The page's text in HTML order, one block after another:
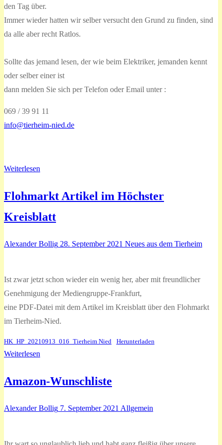
den Tag über.
Immer wieder hatten wir selber versucht den Grund zu finden, sind
da alle aber recht Ratlos.
Sollte das jemand lesen, der wie beim Elektriker, jemanden kennt
oder selber einer ist
dann melden Sie sich per Telefon oder Email unter :
069 / 39 91 11
info@tierheim-nied.de
Weiterlesen
Flohmarkt Artikel im Höchster
Kreisblatt
Alexander Bollig 28. September 2021 Neues aus dem Tierheim
Ist zwar jetzt schon wieder ein wenig her, aber mit freundlicher
Genehmigung der Mediengruppe-Frankfurt,
eine PDF-Datei mit dem Artikel im Kreisblatt über den Flohmarkt
im Tierheim-Nied.
HK_HP_20210913_016_Tierheim Nied Herunterladen
Weiterlesen
Amazon-Wunschliste
Alexander Bollig 7. September 2021 Allgemein